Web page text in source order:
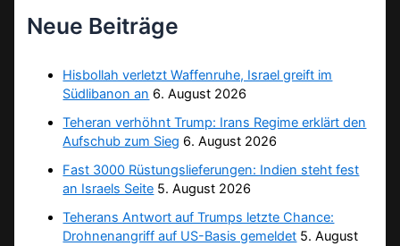
Neue Beiträge
Hisbollah verletzt Waffenruhe, Israel greift im
Südlibanon an 6. August 2026
Teheran verhöhnt Trump: Irans Regime erklärt den
Aufschub zum Sieg 6. August 2026
Fast 3000 Rüstungslieferungen: Indien steht fest
an Israels Seite 5. August 2026
Teherans Antwort auf Trumps letzte Chance:
Drohnenangriff auf US-Basis gemeldet 5. August